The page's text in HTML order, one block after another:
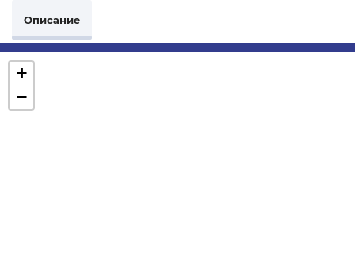
Описание
+
−